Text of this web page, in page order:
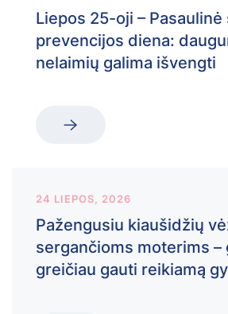
Liepos 25-oji –
prevencijos diena:
nelaimių galima išvengti
24 LIEPOS, 2026
Pažengusiu kiaušidžių
sergančioms moterims –
greičiau gauti reikiamą